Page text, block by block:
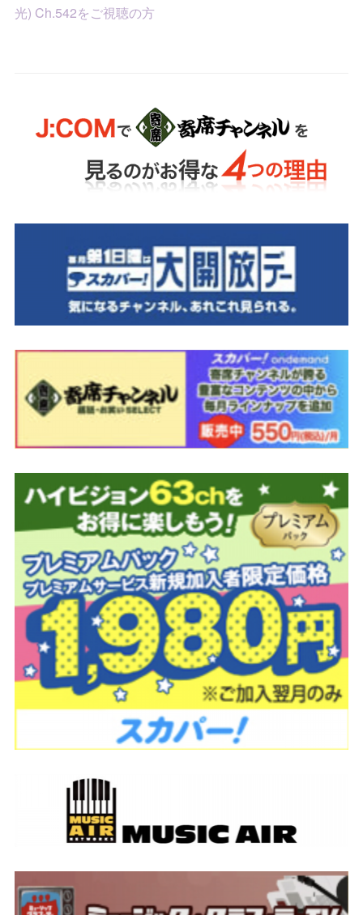
光) Ch.542をご視聴の方